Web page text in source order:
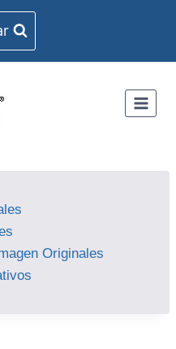
Originales